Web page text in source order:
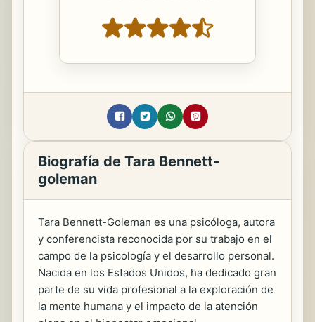
Biografía de Tara Bennett-
goleman
Tara Bennett-Goleman es una psicóloga, autora
y conferencista reconocida por su trabajo en el
campo de la psicología y el desarrollo personal.
Nacida en los Estados Unidos, ha dedicado gran
parte de su vida profesional a la exploración de
la mente humana y el impacto de la atención